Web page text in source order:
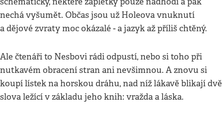
nechá vyšumět. Občas jsou už Holeova vnuknutí
a dějové zvraty moc okázalé - a jazyk až příliš chtěný.
Ale čtenáři to Nesbovi rádi odpustí, nebo si toho při
nutkavém obracení stran ani nevšimnou. A znovu si
koupí lístek na horskou dráhu, nad níž lákavě blikají dvě
slova ležící v základu jeho knih: vražda a láska.